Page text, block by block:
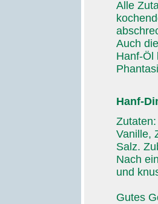
Alle
Auch
Hanf-Öl
Hanf-
Vanille,
Salz.
Nach
und
Gutes